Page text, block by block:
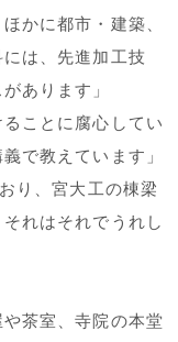
かに都市・建築、
は、先進加工技
あります」
ことに腐心してい
で教えています」
り、宮大工の棟梁
れはそれでうれし
茶室、寺院の本堂